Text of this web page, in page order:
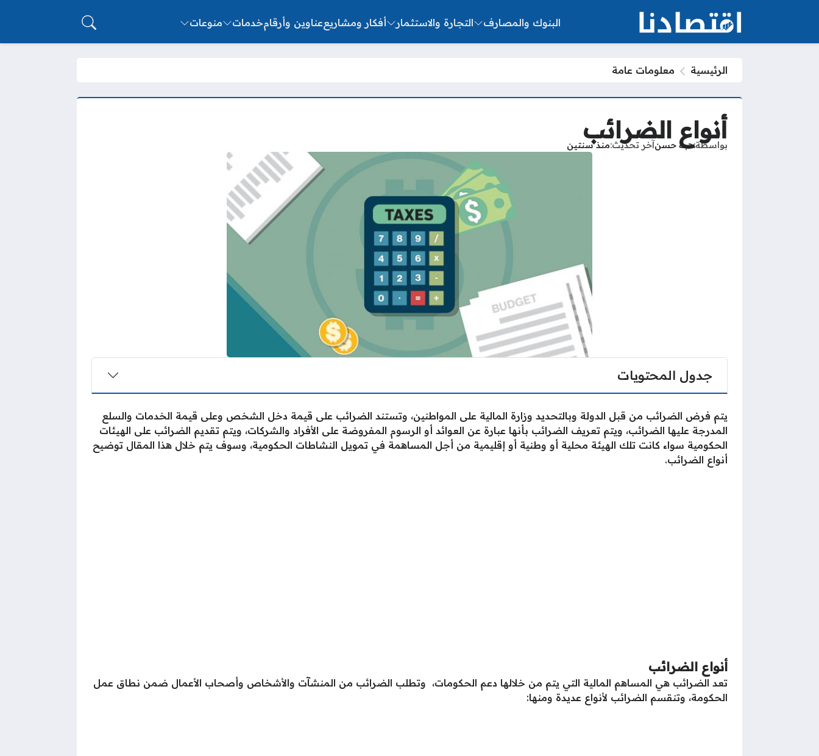
البنوك والمصارف التجارة والاستثمار أفكار ومشاريععناوين وأرقامخدمات منوعات
الرئيسية معلومات عامة
أنواع الضرائب
بواسطةهبة حسنآخر تحديث منذ سنتين
جدول المحتويات
يتم فرض الضرائب من قبل الدولة وبالتحديد وزارة المالية على المواطنين، وتستند الضرائب على قيمة دخل الشخص وعلى قيمة الخدمات والسلع
المدرجة عليها الضرائب، ويتم تعريف الضرائب بأنها عبارة عن العوائد أو الرسوم المفروضة على الأفراد والشركات، ويتم تقديم الضرائب على الهيئات
الحكومية سواء كانت تلك الهيئة محلية أو وطنية أو إقليمية من أجل المساهمة في تمويل النشاطات الحكومية، وسوف يتم خلال هذا المقال توضيح
أنواع الضرائب.
أنواع الضرائب
تعد الضرائب هي المساهم المالية التي يتم من خلالها دعم الحكومات، وتطلب الضرائب من المنشآت والأشخاص وأصحاب الأعمال ضمن نطاق عمل
الحكومة، وتنقسم الضرائب لأنواع عديدة ومنها: